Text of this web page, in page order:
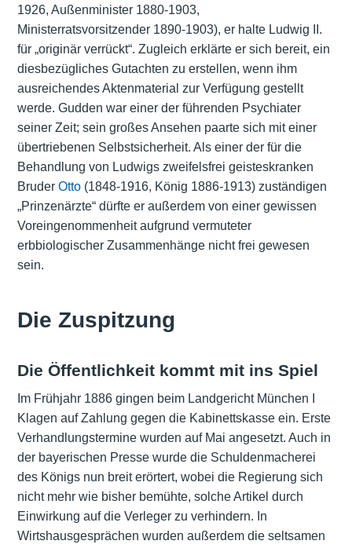
1926, Außenminister 1880-1903,
Ministerratsvorsitzender 1890-1903), er halte Ludwig II.
für „originär verrückt“. Zugleich erklärte er sich bereit, ein
diesbezügliches Gutachten zu erstellen, wenn ihm
ausreichendes Aktenmaterial zur Verfügung gestellt
werde. Gudden war einer der führenden Psychiater
seiner Zeit; sein großes Ansehen paarte sich mit einer
übertriebenen Selbstsicherheit. Als einer der für die
Behandlung von Ludwigs zweifelsfrei geisteskranken
Bruder Otto(1848-1916, König 1886-1913) zuständigen
„Prinzenärzte“ dürfte er außerdem von einer gewissen
Voreingenommenheit aufgrund vermuteter
erbbiologischer Zusammenhänge nicht frei gewesen
sein.
Die Zuspitzung
Die Öffentlichkeit kommt mit ins Spiel
Im Frühjahr 1886 gingen beim Landgericht München I
Klagen auf Zahlung gegen die Kabinettskasse ein. Erste
Verhandlungstermine wurden auf Mai angesetzt. Auch in
der bayerischen Presse wurde die Schuldenmacherei
des Königs nun breit erörtert, wobei die Regierung sich
nicht mehr wie bisher bemühte, solche Artikel durch
Einwirkung auf die Verleger zu verhindern. In
Wirtshausgesprächen wurden außerdem die seltsamen